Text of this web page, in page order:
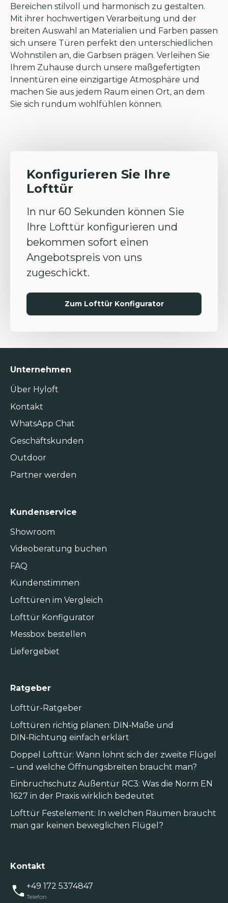
Bereichen stilvoll und harmonisch zu gestalten.
Mit ihrer hochwertigen Verarbeitung und der
breiten Auswahl an Materialien und Farben passen
sich unsere Türen perfekt den unterschiedlichen
Wohnstilen an, die Garbsen prägen. Verleihen Sie
Ihrem Zuhause durch unsere maßgefertigten
Innentüren eine einzigartige Atmosphäre und
machen Sie aus jedem Raum einen Ort, an dem
Sie sich rundum wohlfühlen können.
Konfigurieren Sie Ihre
Lofttür
In nur 60 Sekunden können Sie
Ihre Lofttür konfigurieren und
bekommen sofort einen
Angebotspreis von uns
zugeschickt.
Zum Lofttür Konfigurator
Unternehmen
Über Hyloft
Kontakt
WhatsApp Chat
Geschäftskunden
Outdoor
Partner werden
Kundenservice
Showroom
Videoberatung buchen
FAQ
Kundenstimmen
Lofttüren im Vergleich
Lofttür Konfigurator
Messbox bestellen
Liefergebiet
Ratgeber
Lofttür-Ratgeber
Lofttüren richtig planen: DIN‑Maße und
DIN‑Richtung einfach erklärt
Doppel Lofttür: Wann lohnt sich der zweite Flügel
– und welche Öffnungsbreiten braucht man?
Einbruchschutz Außentür RC3: Was die Norm EN
1627 in der Praxis wirklich bedeutet
Lofttür Festelement: In welchen Räumen braucht
man gar keinen beweglichen Flügel?
Kontakt
+49 172 5374847
Telefon